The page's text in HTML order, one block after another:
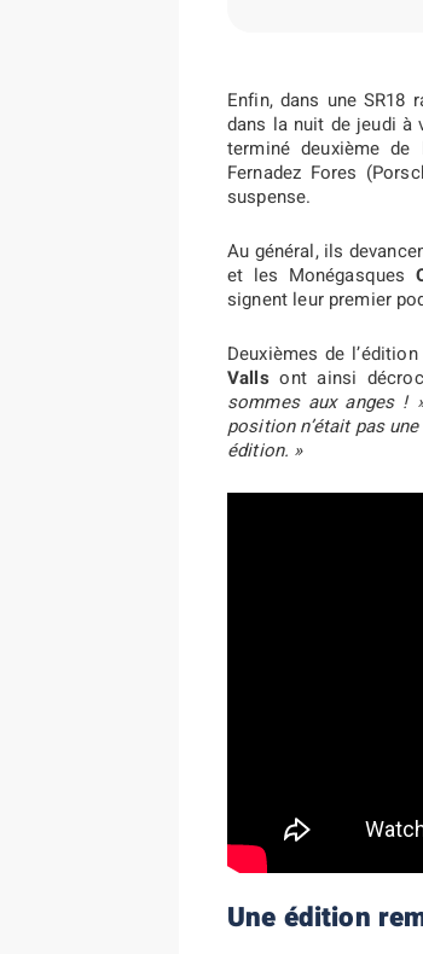
Enfin, dans une
dans la nuit de jeudi à
terminé deuxième
Fernadez Fores
suspense.
Au général, ils
et les Monégasques
signent leur premier
Deuxièmes de
Vallsont ainsi
sommes aux anges !
position n’était pas
édition. »
Une édition